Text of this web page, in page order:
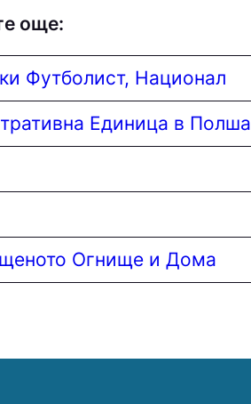
още:
Футболист, Национал
Единица в Полша
Огнище и Дома